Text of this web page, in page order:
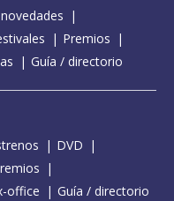
Premios
Guía / directorio
DVD
office Guía / directorio